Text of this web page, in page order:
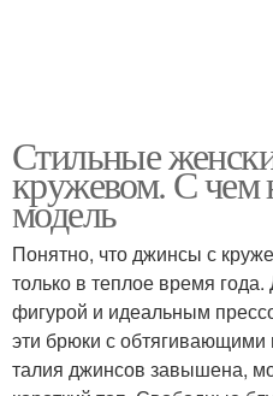
Стильные
кружевом. С чем
модель
Понятно, что джинсы с
только в теплое время
фигурой и идеальным
эти брюки с
талия джинсов завышена,